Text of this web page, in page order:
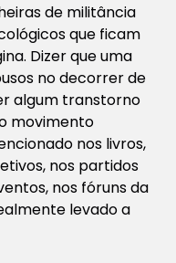
de militância
que ficam
Dizer que uma
no decorrer de
algum transtorno
movimento
nos livros,
nos partidos
nos fóruns da
levado a